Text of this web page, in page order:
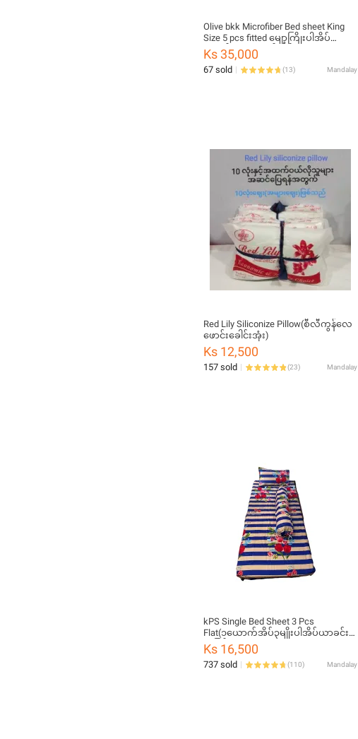
Olive bkk Microfiber Bed sheet King
Size 5 pcs fitted မျော့ကြိုးပါအိပ်
ယာခင်း(၂)ယောက်အိပ်
Ks 35,000
67 sold (13) Mandalay
Red Lily Siliconize Pillow(စီလီကွန်လေ
ဖောင်းခေါင်းအုံး)
Ks 12,500
157 sold (23) Mandalay
kPS Single Bed Sheet 3 Pcs
Flat(၁ယောက်အိပ်၃မျိုးပါအိပ်ယာခင်း
အပြန့်)
Ks 16,500
737 sold (110) Mandalay